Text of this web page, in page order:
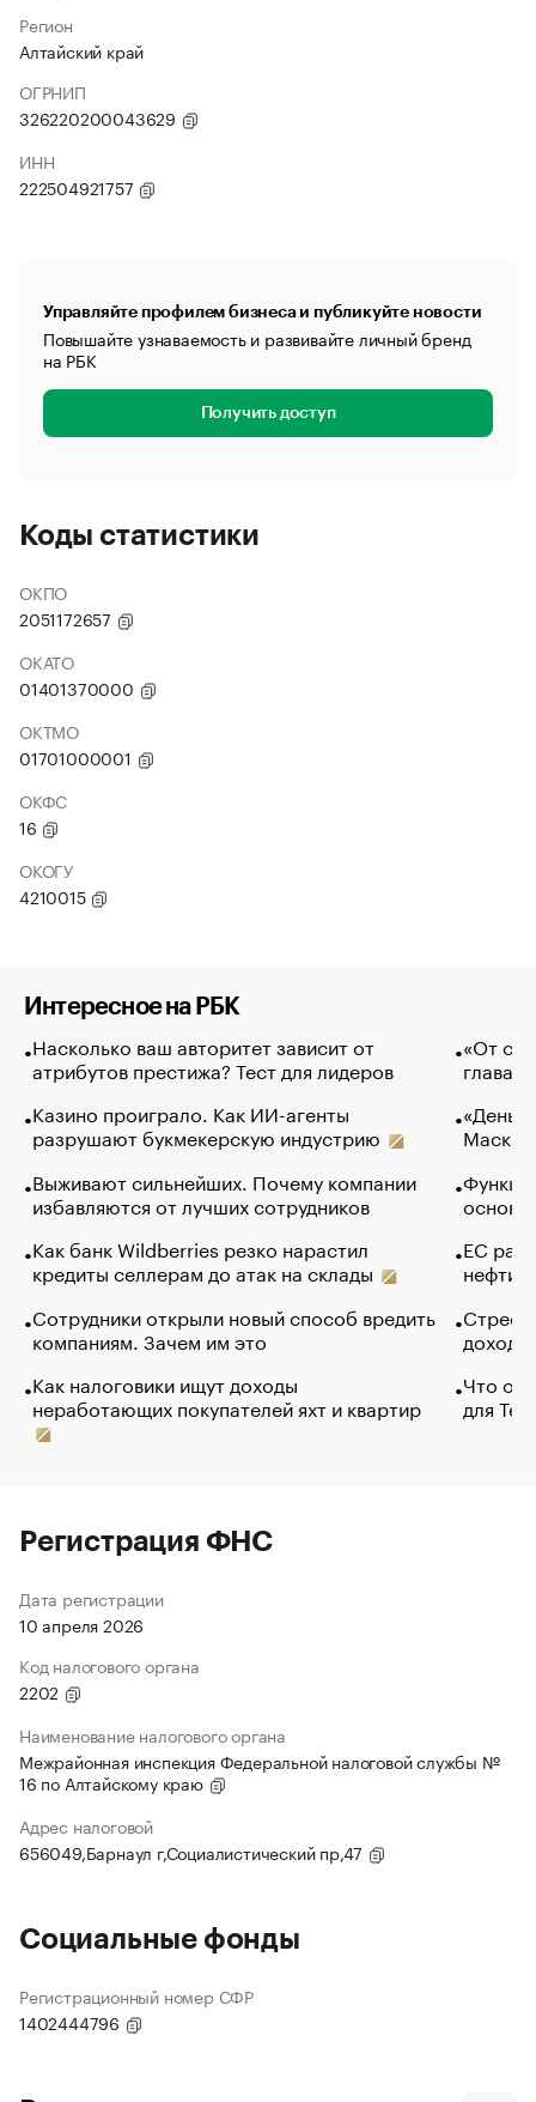
Регион
Алтайский край
ОГРНИП
326220200043629
ИНН
222504921757
Управляйте профилем бизнеса и публикуйте новости
Повышайте узнаваемость и развивайте личный бренд
на РБК
Получить доступ
Коды статистики
ОКПО
2051172657
ОКАТО
01401370000
ОКТМО
01701000001
ОКФС
16
ОКОГУ
4210015
Интересное на РБК
Насколько ваш авторитет зависит от
атрибутов престижа? Тест для лидеров
Казино проиграло. Как ИИ-агенты
разрушают букмекерскую индустрию
Выживают сильнейших. Почему компании
избавляются от лучших сотрудников
Как банк Wildberries резко нарастил
кредиты селлерам до атак на склады
Сотрудники открыли новый способ вредить
компаниям. Зачем им это
Как налоговики ищут доходы
неработающих покупателей яхт и квартир
«От
глава
Маск в
основ
ЕС
нефти
Что
для
Регистрация ФНС
Дата регистрации
10 апреля 2026
Код налогового органа
2202
Наименование налогового органа
Межрайонная инспекция Федеральной налоговой службы №
16 по Алтайскому краю
Адрес налоговой
656049,Барнаул г,Социалистический пр,47
Социальные фонды
Регистрационный номер СФР
1402444796